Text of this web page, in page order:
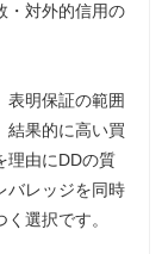
・対外的信用の
表明保証の範囲
結果的に高い買
理由にDDの質
バレッジを同時
選択です。